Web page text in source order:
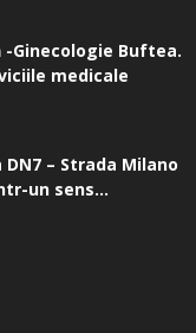
Ginecologie Buftea.
medicale
– Strada Milano
un sens...